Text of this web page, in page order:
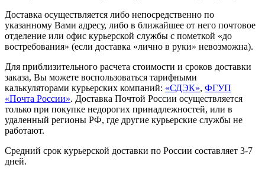
Доставка осуществляется либо непосредственно по
указанному Вами адресу, либо в ближайшее от него почтовое
отделение или офис курьерской службы с пометкой «до
востребования» (если доставка «лично в руки» невозможна).
Для приблизительного расчета стоимости и сроков доставки
заказа, Вы можете воспользоваться тарифными
калькуляторами курьерских компаний: «СДЭК», ФГУП
«Почта России». Доставка Почтой России осуществляется
только при покупке недорогих принадлежностей, или в
удаленный регионы РФ, где другие курьерские службы не
работают.
Средний срок курьерской доставки по России составляет 3-7
дней.